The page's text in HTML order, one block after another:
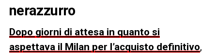
nerazzurro
Dopo giorni di attesa in quanto si
aspettava il Milan per l’acquisto definitivo,